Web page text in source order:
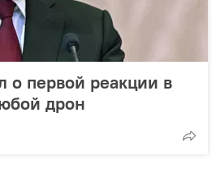
о первой реакции в
дрон